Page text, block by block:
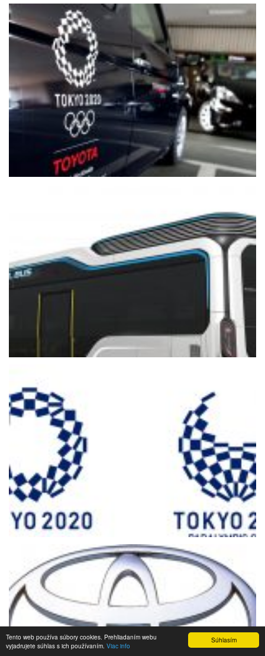
Súhlasím
Tento web používa súbory cookies. Prehliadaním webu
vyjadrujete súhlas s ich používaním. Viac info